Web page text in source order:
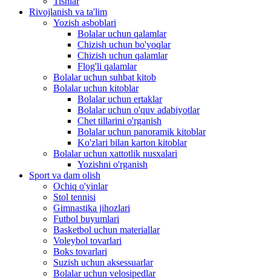
Rivojlanish va ta'lim
Yozish asboblari
Bolalar uchun qalamlar
Chizish uchun bo'yoqlar
Chizish uchun qalamlar
Flog'li qalamlar
Bolalar uchun suhbat kitob
Bolalar uchun kitoblar
Bolalar uchun ertaklar
Bolalar uchun o'quv adabiyotlar
Chet tillarini o'rganish
Bolalar uchun panoramik kitoblar
Ko'zlari bilan karton kitoblar
Bolalar uchun xattotlik nusxalari
Yozishni o'rganish
Sport va dam olish
Ochiq o'yinlar
Stol tennisi
Gimnastika jihozlari
Futbol buyumlari
Basketbol uchun materiallar
Voleybol tovarlari
Boks tovarlari
Suzish uchun aksessuarlar
Bolalar uchun velosipedlar